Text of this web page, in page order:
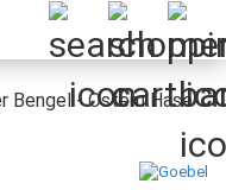
Bengel - Ostern Hase